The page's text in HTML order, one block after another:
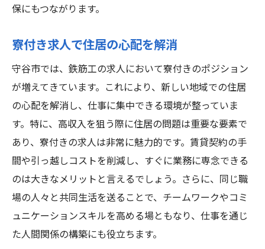
鉄筋工求人の年収を徹底解説！守谷市での働き
年収の内訳とその計算方法
守谷市での働き方のトレンド
高収入を実現するための具体的なステップ
転職で年収アップを狙う方法
給与以外の満足度を上げる福利厚生
年収向上のためのキャリアプラン
守谷市の鉄筋工求人で安心できる寮付きの高収
入を目指そう
寮付き求人のメリットとは
住居費を抑えることで得られる高収入
保にもつながります。
寮付き求人で住居の心配を解消
守谷市では、鉄筋工の求人において寮付きのポジション
が増えてきています。これにより、新しい地域での住居
の心配を解消し、仕事に集中できる環境が整っていま
す。特に、高収入を狙う際に住居の問題は重要な要素で
あり、寮付きの求人は非常に魅力的です。賃貸契約の手
間や引っ越しコストを削減し、すぐに業務に専念できる
のは大きなメリットと言えるでしょう。さらに、同じ職
場の人々と共同生活を送ることで、チームワークやコミ
ュニケーションスキルを高める場ともなり、仕事を通じ
た人間関係の構築にも役立ちます。